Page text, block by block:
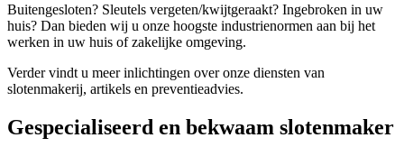
Buitengesloten? Sleutels vergeten/kwijtgeraakt? Ingebroken in uw
huis? Dan bieden wij u onze hoogste industrienormen aan bij het
werken in uw huis of zakelijke omgeving.
Verder vindt u meer inlichtingen over onze diensten van
slotenmakerij, artikels en preventieadvies.
Gespecialiseerd en bekwaam slotenmaker